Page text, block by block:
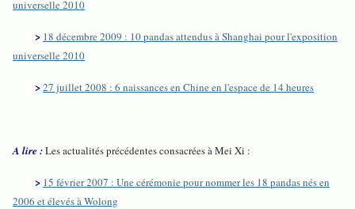
universelle 2010
> 18 décembre 2009 : 10 pandas attendus à Shanghai pour l'exposition
universelle 2010
>27 juillet 2008 : 6 naissances en Chine en l'espace de 14 heures
A lire :Les actualités précédentes consacrées à Mei Xi :
> 15 février 2007 : Une cérémonie pour nommer les 18 pandas nés en
2006 et élevés à Wolong